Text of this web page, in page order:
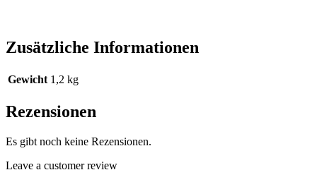
Zusätzliche Informationen
Gewicht 1,2 kg
Rezensionen
Es gibt noch keine Rezensionen.
Leave a customer review